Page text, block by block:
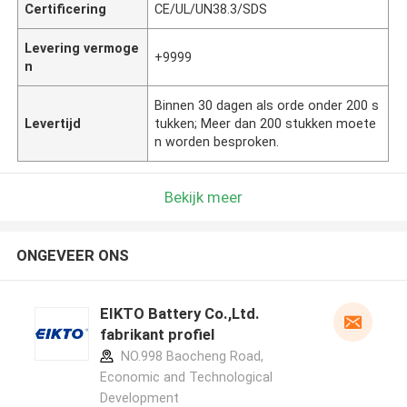
Certificering CE/UL/UN38.3/SDS
Levering vermoge
n
+9999
Levertijd
Binnen 30 dagen als orde onder 200 s
tukken; Meer dan 200 stukken moete
n worden besproken.
Bekijk meer
ONGEVEER ONS
EIKTO Battery Co.,Ltd.
fabrikant profiel
NO.998 Baocheng Road,
Economic and Technological
Development